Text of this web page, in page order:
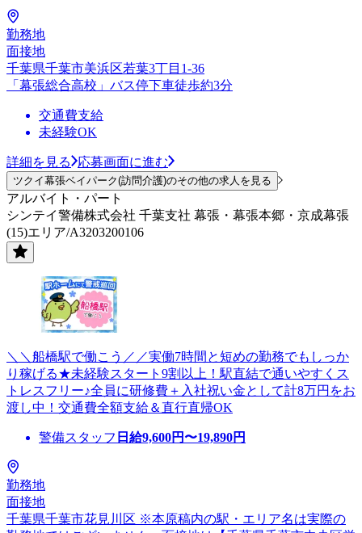
勤務地
面接地
千葉県千葉市美浜区若葉3丁目1-36
「幕張総合高校」バス停下車徒歩約3分
交通費支給
未経験OK
詳細を見る 応募画面に進む
ツクイ幕張ベイパーク(訪問介護)のその他の求人を見る
アルバイト・パート
シンテイ警備株式会社 千葉支社 幕張・幕張本郷・京成幕張
(15)エリア/A3203200106
＼＼船橋駅で働こう／／実働7時間と短めの勤務でもしっか
り稼げる★未経験スタート9割以上！駅直結で通いやすくス
トレスフリー♪全員に研修費＋入社祝い金として計8万円をお
渡し中！交通費全額支給＆直行直帰OK
警備スタッフ 日給9,600円〜19,890円
勤務地
面接地
千葉県千葉市花見川区 ※本原稿内の駅・エリア名は実際の